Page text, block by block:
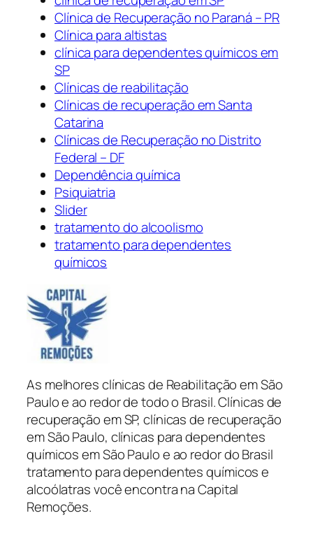
Clínica de Recuperação no Paraná – PR
Clínica para altistas
clínica para dependentes químicos em
SP
Clínicas de reabilitação
Clínicas de recuperação em Santa
Catarina
Clínicas de Recuperação no Distrito
Federal – DF
Dependência química
Psiquiatria
Slider
tratamento do alcoolismo
tratamento para dependentes
químicos
As melhores clínicas de Reabilitação em São
Paulo e ao redor de todo o Brasil. Clínicas de
recuperação em SP, clínicas de recuperação
em São Paulo, clínicas para dependentes
químicos em São Paulo e ao redor do Brasil
tratamento para dependentes químicos e
alcoólatras você encontra na Capital
Remoções.